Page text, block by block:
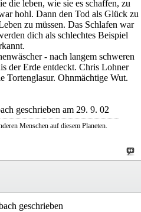
die leben, wie sie es schaffen, zu
hohl. Dann den Tod als Glück zu
zu müssen. Das Schlafen war
dich als schlechtes Beispiel
- nach langem schweren
der Erde entdeckt. Chris Lohner
Ohnmächtige Wut.
geschrieben am 29. 9. 02
Menschen auf diesem Planeten.
geschrieben